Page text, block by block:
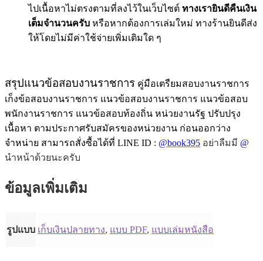
ไปเนื้อหาไม่ตรงตามที่ลงไว้ในเว็บไซต์ ทางเรายินดีคืนเงิน
เต็มจำนวนครับ หรือหากต้องการเล่มใหม่ ทางร้านยินดีส่ง
ให้โดยไม่มีค่าใช้จ่ายเพิ่มเติมใด ๆ
สรุปแนวข้อสอบงานราชการ คู่มือเตรืยมสอบงานราชการ
เก็งข้อสอบงานราชการ แนวข้อสอบงานราชการ แนวข้อสอบ
พนักงานราชการ แนวข้อสอบท้องถิ่น หน่วยงานรัฐ ปรับปรุง
เนื้อหา ตามประกาศรับสมัครของหน่วยงาน ก่อนออกว่าง
จำหน่าย สามารถสั่งซื้อได้ที่ LINE ID : @book395 อย่าลืมมี @
นำหน้าด้วยนะครับ
ข้อมูลเพิ่มเติม
รูปแบบ เก็บเงินปลายทาง, แบบ PDF, แบบเล่มหนังสือ